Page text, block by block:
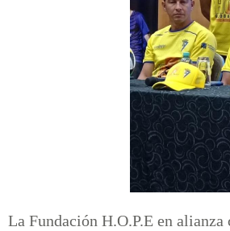
La Fundación H.O.P.E en